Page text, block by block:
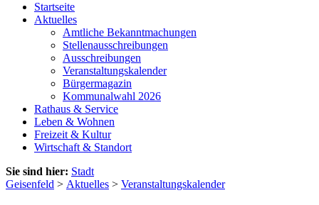
Startseite
Aktuelles
Amtliche Bekanntmachungen
Stellenausschreibungen
Ausschreibungen
Veranstaltungskalender
Bürgermagazin
Kommunalwahl 2026
Rathaus & Service
Leben & Wohnen
Freizeit & Kultur
Wirtschaft & Standort
Sie sind hier: Stadt
Geisenfeld > Aktuelles > Veranstaltungskalender